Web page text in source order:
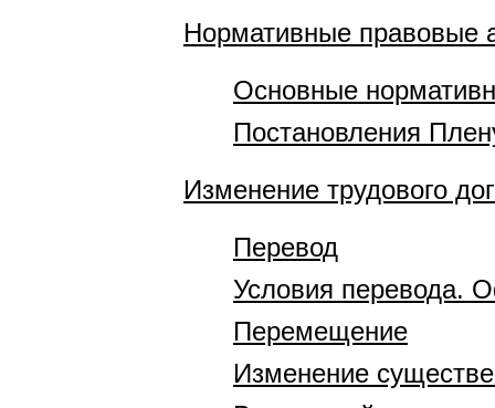
Нормативные правовые
Основные
Постановления
Изменение трудового
Перевод
Условия перевода.
Перемещение
Изменение